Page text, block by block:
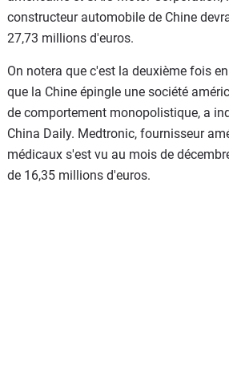
constructeur automobile de Chine
27,73 millions d'euros.
On notera que c'est la deuxième fois
que la Chine épingle une société
de comportement monopolistique, a
China Daily. Medtronic, fournisseur
médicaux s'est vu au mois de
de 16,35 millions d'euros.